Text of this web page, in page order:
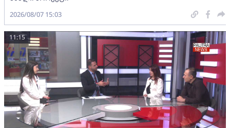
2026/08/07 15:03
11:15